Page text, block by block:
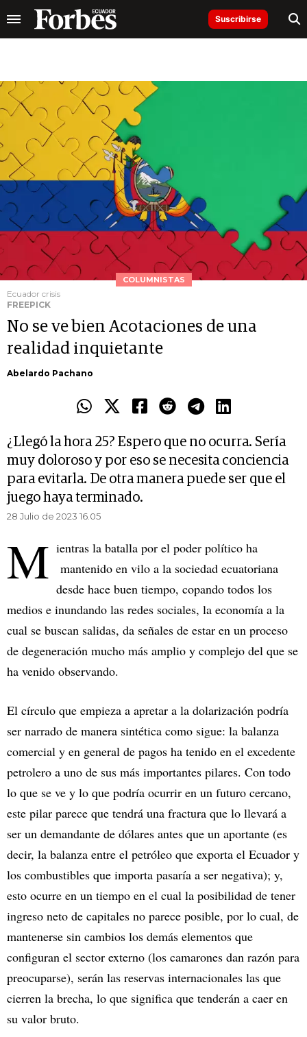
Suscribirse
COLUMNISTAS
Ecuador crisis
FREEPICK
No se ve bien Acotaciones de una
realidad inquietante
Abelardo Pachano
¿Llegó la hora 25? Espero que no ocurra. Sería
muy doloroso y por eso se necesita conciencia
para evitarla. De otra manera puede ser que el
juego haya terminado.
28 Julio de 2023 16.05
M ientras la batalla por el poder político ha
mantenido en vilo a la sociedad ecuatoriana
desde hace buen tiempo, copando todos los
medios e inundando las redes sociales, la economía a la
cual se buscan salidas, da señales de estar en un proceso
de degeneración mucho más amplio y complejo del que se
ha venido observando.
El círculo que empieza a apretar a la dolarización podría
ser narrado de manera sintética como sigue: la balanza
comercial y en general de pagos ha tenido en el excedente
petrolero a uno de sus más importantes pilares. Con todo
lo que se ve y lo que podría ocurrir en un futuro cercano,
este pilar parece que tendrá una fractura que lo llevará a
ser un demandante de dólares antes que un aportante (es
decir, la balanza entre el petróleo que exporta el Ecuador y
los combustibles que importa pasaría a ser negativa); y,
esto ocurre en un tiempo en el cual la posibilidad de tener
ingreso neto de capitales no parece posible, por lo cual, de
mantenerse sin cambios los demás elementos que
configuran el sector externo (los camarones dan razón para
preocuparse), serán las reservas internacionales las que
cierren la brecha, lo que significa que tenderán a caer en
su valor bruto.